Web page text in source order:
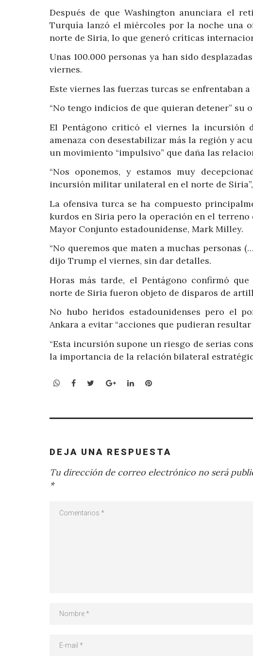
Después de que Washington anunciara el
Turquía lanzó el miércoles por la noche una
norte de Siria, lo que generó críticas
Unas 100.000 personas ya han sido
viernes.
Este viernes las fuerzas turcas se enfrentaban
“No tengo indicios de que quieran detener” su
El Pentágono criticó el viernes la incursión
amenaza con desestabilizar más la región y
un movimiento “impulsivo” que daña las
“Nos oponemos, y estamos muy
incursión militar unilateral en el norte de
La ofensiva turca se ha compuesto
kurdos en Siria pero la operación en el terreno
Mayor Conjunto estadounidense, Mark Milley.
“No queremos que maten a muchas personas
dijo Trump el viernes, sin dar detalles.
Horas más tarde, el Pentágono confirmó
norte de Siria fueron objeto de disparos de
No hubo heridos estadounidenses pero el
Ankara a evitar “acciones que pudieran
“Esta incursión supone un riesgo de serias
la importancia de la relación bilateral
WhatsApp
Facebook
TwitterGoogle+LinkedInPinterest
DEJA UNA RESPUESTA
Tu dirección de correo electrónico no será
*